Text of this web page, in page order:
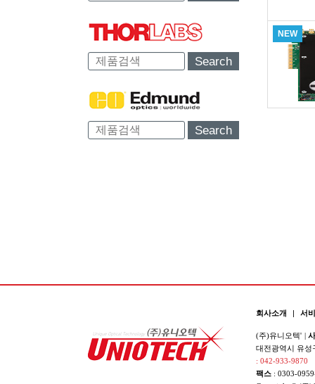
Search
Search
NEW
회사소개 | 서
(주)유니오텍' |
대전광역시 유성
: 042-933-9870
팩스 : 0303-